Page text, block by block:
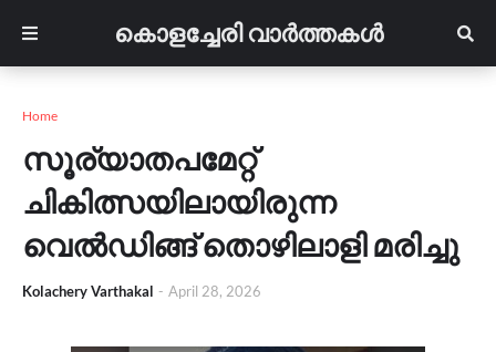
കൊളച്ചേരി വാർത്തകൾ
Home
സൂര്യാതപമേറ്റ്
ചികിത്സയിലായിരുന്ന
വെൽഡിങ്ങ് തൊഴിലാളി മരിച്ചു
Kolachery Varthakal - April 28, 2026